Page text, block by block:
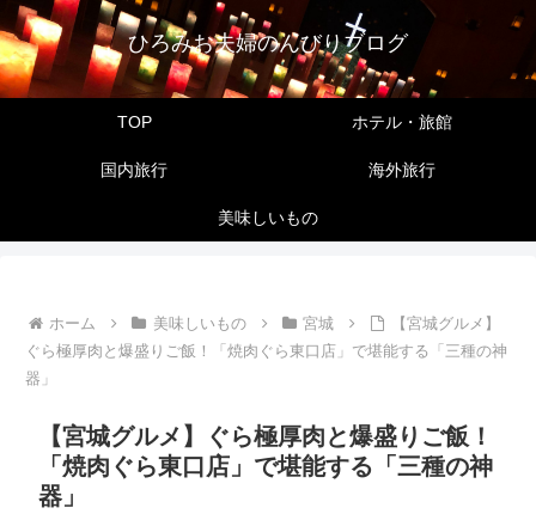
ひろみお夫婦のんびりブログ
TOP ホテル・旅館
国内旅行 海外旅行
美味しいもの
ホーム 美味しいもの 宮城
【宮城グルメ】
ぐら極厚肉と爆盛りご飯！「焼肉ぐら東口店」で堪能する「三種の神
器」
【宮城グルメ】ぐら極厚肉と爆盛りご飯！
「焼肉ぐら東口店」で堪能する「三種の神
器」